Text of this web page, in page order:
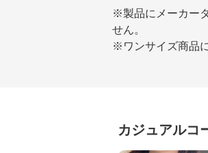
※製品にメーカー
せん。
※ワンサイズ商品
カジュアルコ